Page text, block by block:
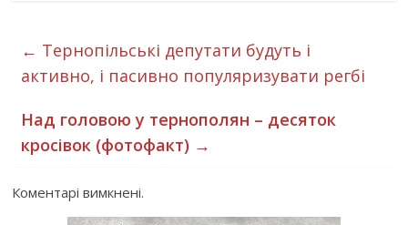
← Тернопільські депутати будуть і
активно, і пасивно популяризувати регбі
Над головою у тернополян – десяток
кросівок (фотофакт) →
Коментарі вимкнені.